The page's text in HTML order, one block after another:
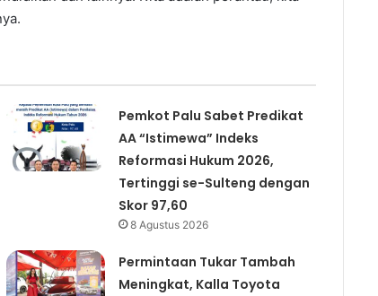
Pemkot Palu Sabet Predikat
AA “Istimewa” Indeks
Reformasi Hukum 2026,
Tertinggi se-Sulteng dengan
Skor 97,60
8 Agustus 2026
Permintaan Tukar Tambah
Meningkat, Kalla Toyota